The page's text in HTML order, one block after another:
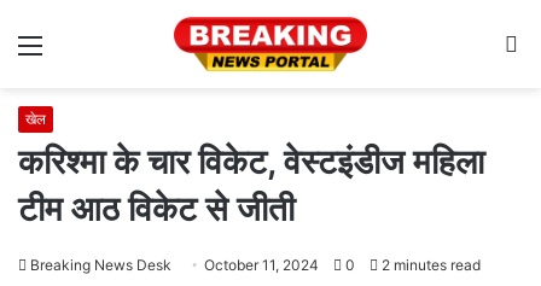
Menu
खेल
करिश्मा के चार विकेट, वेस्टइंडीज महिला
टीम आठ विकेट से जीती
Breaking News Desk October 11, 2024 0 2 minutes read